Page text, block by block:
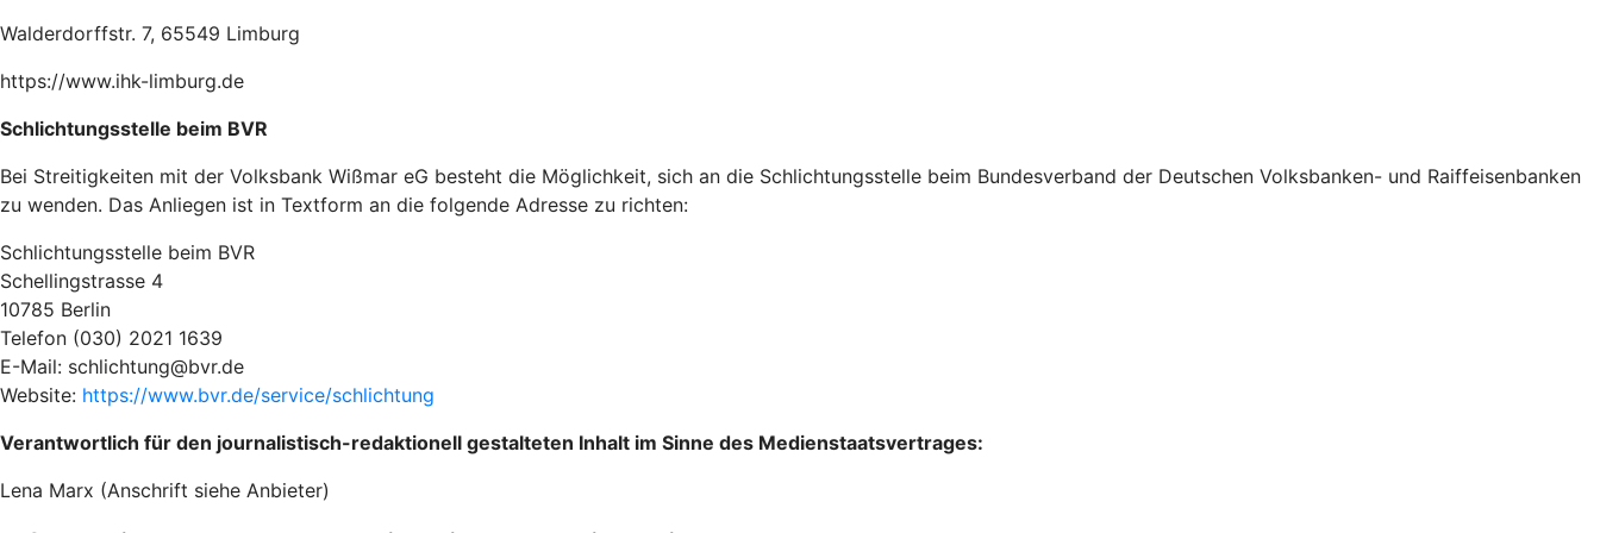
Walderdorffstr. 7, 65549 Limburg
https://www.ihk-limburg.de
Schlichtungsstelle beim BVR
Bei Streitigkeiten mit der Volksbank Wißmar eG besteht die Möglichkeit, sich an die Schlichtungsstelle beim Bundesverband der Deutschen Volksbanken- und Raiffeisenbanken
zu wenden. Das Anliegen ist in Textform an die folgende Adresse zu richten:
Schlichtungsstelle beim BVR
Schellingstrasse 4
10785 Berlin
Telefon (030) 2021 1639
E-Mail: schlichtung@bvr.de
Website: https://www.bvr.de/service/schlichtung
Verantwortlich für den journalistisch-redaktionell gestalteten Inhalt im Sinne des Medienstaatsvertrages:
Lena Marx (Anschrift siehe Anbieter)